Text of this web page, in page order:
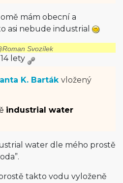
mám obecní a
asi nebude industrial
Svozílek
lety
K. Barták vložený
industrial water
water dle mého prostě
takto vodu vyloženě